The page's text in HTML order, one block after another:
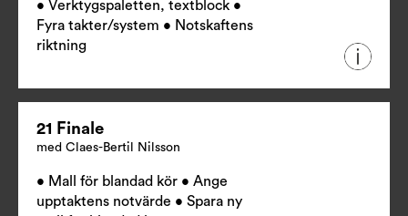
• Verktygspaletten, textblock •
Fyra takter/system • Notskaftens
riktning
21 Finale
med Claes-Bertil Nilsson
• Mall för blandad kör • Ange
upptaktens notvärde • Spara ny